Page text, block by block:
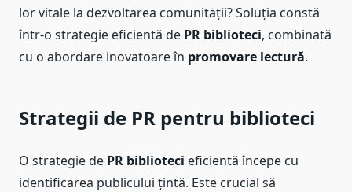
lor vitale la dezvoltarea comunității? Soluția constă
într-o strategie eficientă de PR biblioteci, combinată
cu o abordare inovatoare în promovare lectură.
Strategii de PR pentru biblioteci
O strategie de PR biblioteci eficientă începe cu
identificarea publicului țintă. Este crucial să